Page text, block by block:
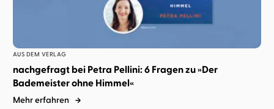
AUS DEM VERLAG
nachgefragt bei Petra Pellini: 6 Fragen zu »Der
Bademeister ohne Himmel«
Mehr erfahren